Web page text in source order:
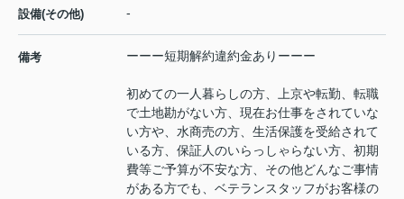
設備(その他) -
備考 ーーー短期解約違約金ありーーー
初めての一人暮らしの方、上京や転勤、転職
で土地勘がない方、現在お仕事をされていな
い方や、水商売の方、生活保護を受給されて
いる方、保証人のいらっしゃらない方、初期
費等ご予算が不安な方、その他どんなご事情
がある方でも、ベテランスタッフがお客様の